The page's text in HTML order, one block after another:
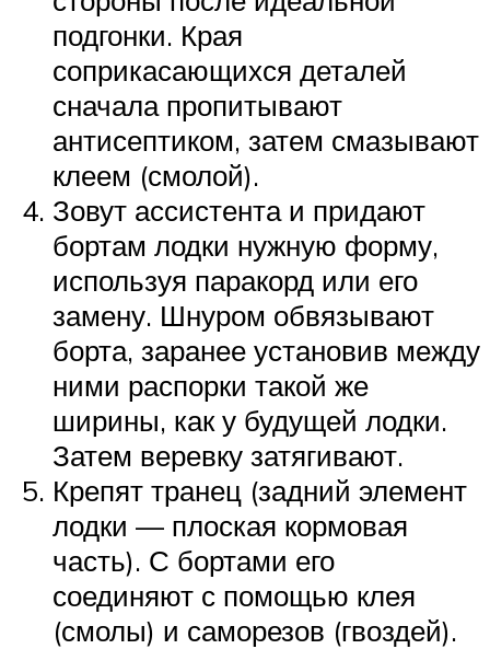
подгонки. Края
соприкасающихся деталей
сначала пропитывают
антисептиком, затем смазывают
клеем (смолой).
Зовут ассистента и придают
бортам лодки нужную форму,
используя паракорд или его
замену. Шнуром обвязывают
борта, заранее установив между
ними распорки такой же
ширины, как у будущей лодки.
Затем веревку затягивают.
Крепят транец (задний элемент
лодки — плоская кормовая
часть). С бортами его
соединяют с помощью клея
(смолы) и саморезов (гвоздей).